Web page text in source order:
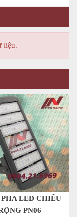
liệu.
LED CHIẾU
PN06